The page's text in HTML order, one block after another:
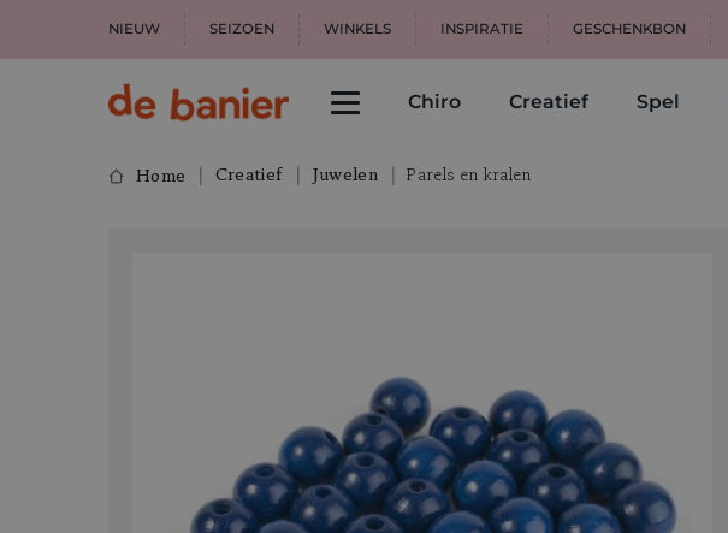
NIEUW SEIZOEN WINKELS INSPIRATIE GESCHENKBON
Chiro Creatief Spel
Home Creatief Juwelen Parels en kralen